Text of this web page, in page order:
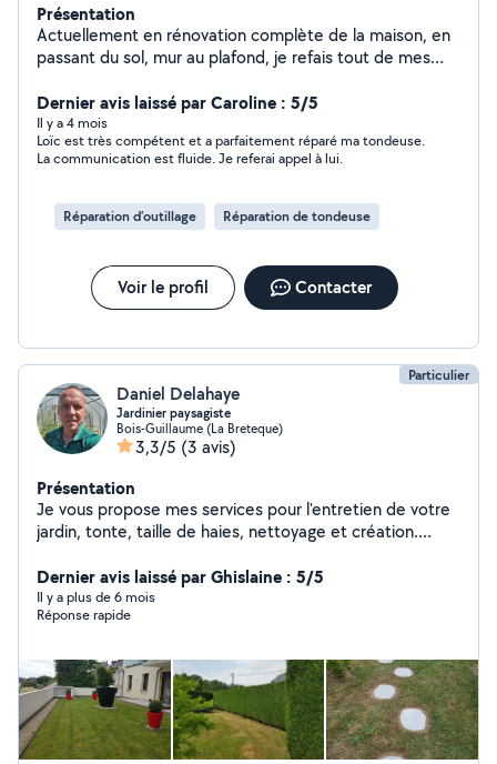
Présentation
Actuellement en rénovation complète de la maison, en
passant du sol, mur au plafond, je refais tout de mes
fait peur, ni même l'informatique (Windows comme
MacOS), la mécanique, espace vert et l'entretient.
Dernier avis laissé par Caroline : 5/5
Il y a 4 mois
Loïc est très compétent et a parfaitement réparé ma tondeuse.
La communication est fluide. Je referai appel à lui.
Réparation d’outillage Réparation de tondeuse
Voir le profil Contacter
Particulier
Daniel Delahaye
Jardinier paysagiste
Bois-Guillaume (La Breteque)
3,3/5 (3 avis)
Présentation
Je vous propose mes services pour l'entretien de votre
jardin, tonte, taille de haies, nettoyage et création.
tel ou votre mail . Pour plus de renseignements. Merci
cordialement
Dernier avis laissé par Ghislaine : 5/5
Il y a plus de 6 mois
Réponse rapide